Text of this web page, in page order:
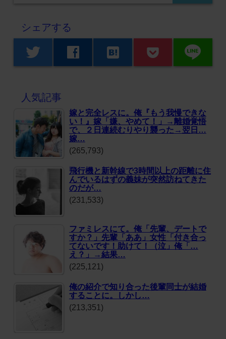
シェアする
twitter facebook hatenabookmark line
人気記事
嫁と完全レスに。俺『もう我慢できな
い！』嫁「嫌、やめて！」→離婚覚悟
で、２日連続むりやり襲った→翌日…
嫁…
(265,793)
飛行機と新幹線で3時間以上の距離に住
んでいるはずの義妹が突然訪ねてきた
のだが…
(231,533)
ファミレスにて。俺「先輩、デートで
すか？」先輩「ああ」女性「付き合っ
てないです！助けて！（泣」俺「…
え？」→結果…
(225,121)
俺の紹介で知り合った後輩同士が結婚
することに。しかし…
(213,351)